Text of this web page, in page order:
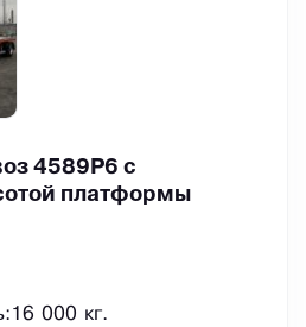
4589Р6 с
платформы
000 кг.